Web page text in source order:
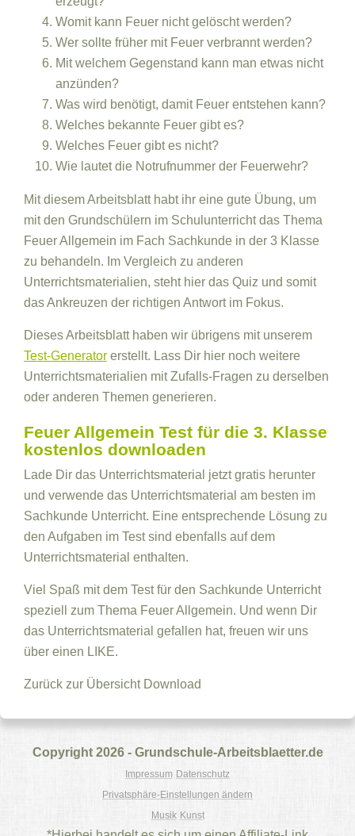
Womit kann Feuer nicht gelöscht werden?
Wer sollte früher mit Feuer verbrannt werden?
Mit welchem Gegenstand kann man etwas nicht
anzünden?
Was wird benötigt, damit Feuer entstehen kann?
Welches bekannte Feuer gibt es?
Welches Feuer gibt es nicht?
Wie lautet die Notrufnummer der Feuerwehr?
Mit diesem Arbeitsblatt habt ihr eine gute Übung, um
mit den Grundschülern im Schulunterricht das Thema
Feuer Allgemein im Fach Sachkunde in der 3 Klasse
zu behandeln. Im Vergleich zu anderen
Unterrichtsmaterialien, steht hier das Quiz und somit
das Ankreuzen der richtigen Antwort im Fokus.
Dieses Arbeitsblatt haben wir übrigens mit unserem
Test-Generator erstellt. Lass Dir hier noch weitere
Unterrichtsmaterialien mit Zufalls-Fragen zu derselben
oder anderen Themen generieren.
Feuer Allgemein Test für die 3. Klasse
kostenlos downloaden
Lade Dir das Unterrichtsmaterial jetzt gratis herunter
und verwende das Unterrichtsmaterial am besten im
Sachkunde Unterricht. Eine entsprechende Lösung zu
den Aufgaben im Test sind ebenfalls auf dem
Unterrichtsmaterial enthalten.
Viel Spaß mit dem Test für den Sachkunde Unterricht
speziell zum Thema Feuer Allgemein. Und wenn Dir
das Unterrichtsmaterial gefallen hat, freuen wir uns
über einen LIKE.
Zurück zur Übersicht Download
Copyright 2026 - Grundschule-Arbeitsblaetter.de
Impressum Datenschutz
Privatsphäre-Einstellungen ändern
Musik Kunst